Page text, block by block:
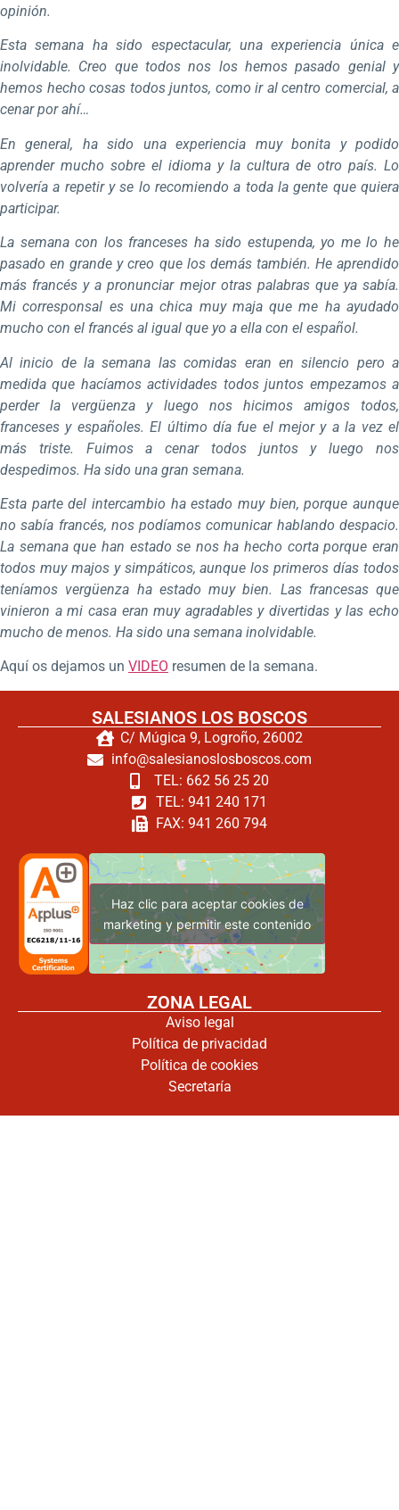
opinión.
Esta semana ha sido espectacular, una experiencia única e
inolvidable. Creo que todos nos los hemos pasado genial y
hemos hecho cosas todos juntos, como ir al centro comercial, a
cenar por ahí…
En general, ha sido una experiencia muy bonita y podido
aprender mucho sobre el idioma y la cultura de otro país. Lo
volvería a repetir y se lo recomiendo a toda la gente que quiera
participar.
La semana con los franceses ha sido estupenda, yo me lo he
pasado en grande y creo que los demás también. He aprendido
más francés y a pronunciar mejor otras palabras que ya sabía.
Mi corresponsal es una chica muy maja que me ha ayudado
mucho con el francés al igual que yo a ella con el español.
Al inicio de la semana las comidas eran en silencio pero a
medida que hacíamos actividades todos juntos empezamos a
perder la vergüenza y luego nos hicimos amigos todos,
franceses y españoles. El último día fue el mejor y a la vez el
más triste. Fuimos a cenar todos juntos y luego nos
despedimos. Ha sido una gran semana.
Esta parte del intercambio ha estado muy bien, porque aunque
no sabía francés, nos podíamos comunicar hablando despacio.
La semana que han estado se nos ha hecho corta porque eran
todos muy majos y simpáticos, aunque los primeros días todos
teníamos vergüenza ha estado muy bien. Las francesas que
vinieron a mi casa eran muy agradables y divertidas y las echo
mucho de menos. Ha sido una semana inolvidable.
Aquí os dejamos un VIDEO resumen de la semana.
SALESIANOS LOS BOSCOS
C/ Múgica 9, Logroño, 26002
info@salesianoslosboscos.com
TEL: 662 56 25 20
TEL: 941 240 171
FAX: 941 260 794
Haz clic para aceptar cookies de
marketing y permitir este contenido
ZONA LEGAL
Aviso legal
Política de privacidad
Política de cookies
Secretaría